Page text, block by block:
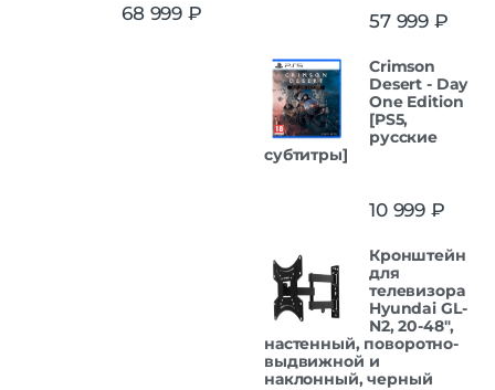
68 999 ₽ 57 999 ₽
Crimson
Desert - Day
One Edition
[PS5,
русские
субтитры]
10 999 ₽
Кронштейн
для
телевизора
Hyundai GL-
N2, 20-48",
настенный, поворотно-
выдвижной и
наклонный, черный